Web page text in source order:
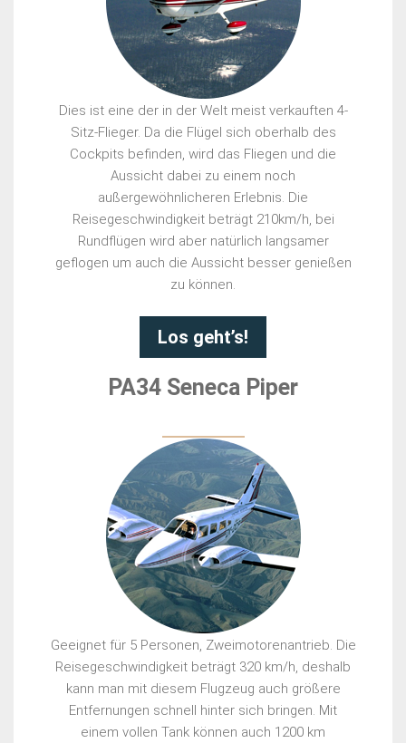
Dies ist eine der in der Welt meist verkauften 4-
Sitz-Flieger. Da die Flügel sich oberhalb des
Cockpits befinden, wird das Fliegen und die
Aussicht dabei zu einem noch
außergewöhnlicheren Erlebnis. Die
Reisegeschwindigkeit beträgt 210km/h, bei
Rundflügen wird aber natürlich langsamer
geflogen um auch die Aussicht besser genießen
zu können.
Los geht’s!
PA34 Seneca Piper
Geeignet für 5 Personen, Zweimotorenantrieb. Die
Reisegeschwindigkeit beträgt 320 km/h, deshalb
kann man mit diesem Flugzeug auch größere
Entfernungen schnell hinter sich bringen. Mit
einem vollen Tank können auch 1200 km